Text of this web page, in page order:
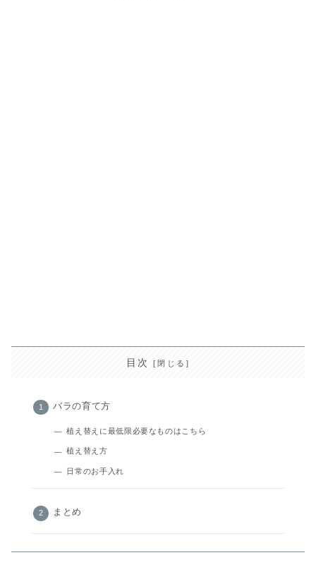
目次
バラの育て方
植え替えに最低限必要なものはこちら
植え替え方
日常のお手入れ
まとめ